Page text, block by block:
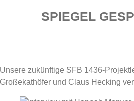
SPIEGEL
Unsere zukünftige SFB 1436-
Großekathöfer und Claus Hecking